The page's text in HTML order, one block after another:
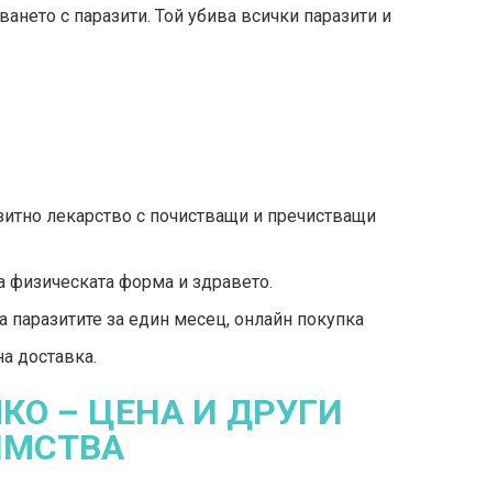
с паразити. Той убива всички паразити и
лекарство с почистващи и пречистващи
физическата форма и здравето.
за един месец, онлайн покупка
доставка.
– ЦЕНА И ДРУГИ